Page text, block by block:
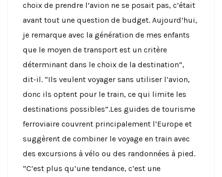
choix de prendre l’avion ne se posait pas, c’était
avant tout une question de budget. Aujourd’hui,
je remarque avec la génération de mes enfants
que le moyen de transport est un critère
déterminant dans le choix de la destination”,
dit-il. “Ils veulent voyager sans utiliser l’avion,
donc ils optent pour le train, ce qui limite les
destinations possibles”.Les guides de tourisme
ferroviaire couvrent principalement l’Europe et
suggèrent de combiner le voyage en train avec
des excursions à vélo ou des randonnées à pied.
“C’est plus qu’une tendance, c’est une